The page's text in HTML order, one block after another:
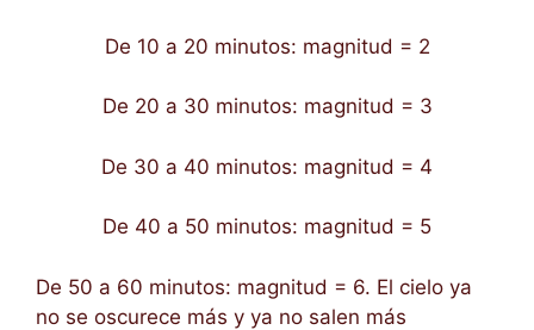
De 10 a 20 minutos: magnitud = 2
De 20 a 30 minutos: magnitud = 3
De 30 a 40 minutos: magnitud = 4
De 40 a 50 minutos: magnitud = 5
De 50 a 60 minutos: magnitud = 6. El cielo ya
no se oscurece más y ya no salen más